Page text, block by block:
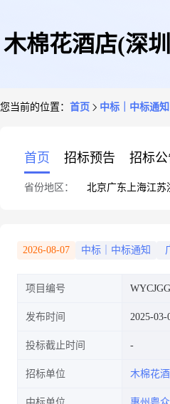
木棉花酒店(深
询比采购
您当前的位置： 首页 中标｜中标通知
首页 招标预告 招标公
省份地区： 北京广东 上海江苏
2026-08-07 中标｜中标通知
项目编号
发布时间 2025-03-
投标截止时间
招标单位 木棉花